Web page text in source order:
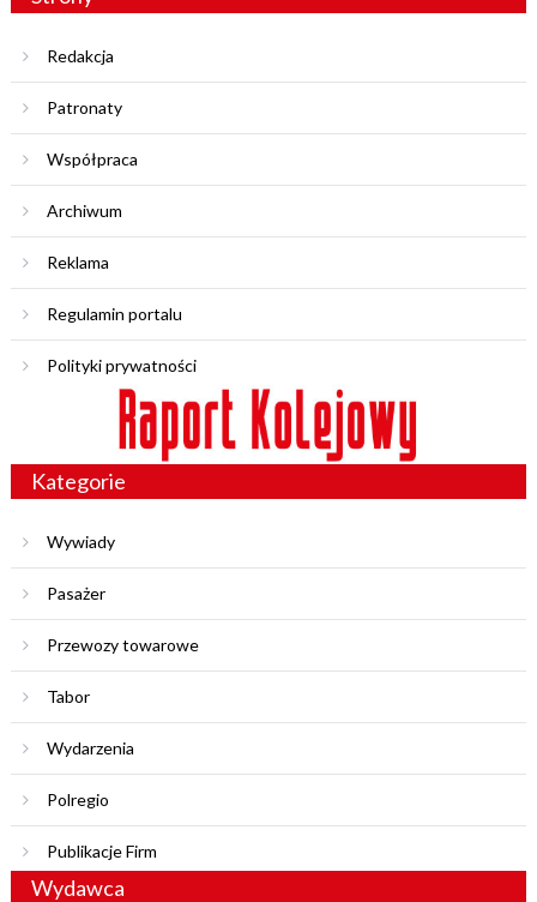
Redakcja
Patronaty
Współpraca
Archiwum
Reklama
Regulamin portalu
Polityki prywatności
Kategorie
Wywiady
Pasażer
Przewozy towarowe
Tabor
Wydarzenia
Polregio
Publikacje Firm
Wydawca